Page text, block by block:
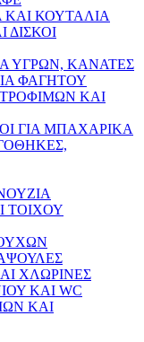
ΚΑΙ ΚΟΥΤΑΛΙΑ
ΔΙΣΚΟΙ
ΥΓΡΩΝ, ΚΑΝΑΤΕΣ
ΦΑΓΗΤΟΥ
ΚΑΙ
ΓΙΑ ΜΠΑΧΑΡΙΚΑ
ΤΟΙΧΟΥ
ΧΛΩΡΙΝΕΣ
ΚΑΙ WC
ΚΑΙ